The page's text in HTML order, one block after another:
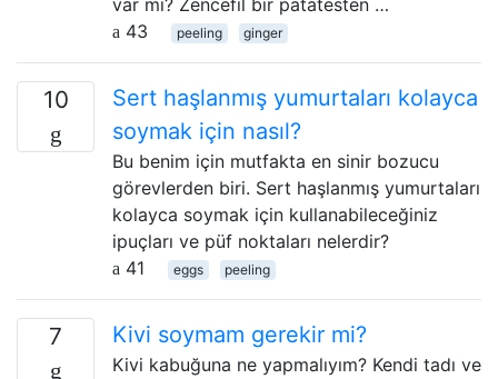
var mı? Zencefil bir patatesten …
43
peeling ginger
10
Sert haşlanmış yumurtaları kolayca
soymak için nasıl?
Bu benim için mutfakta en sinir bozucu
görevlerden biri. Sert haşlanmış yumurtaları
kolayca soymak için kullanabileceğiniz
ipuçları ve püf noktaları nelerdir?
41
eggs peeling
7 Kivi soymam gerekir mi?
Kivi kabuğuna ne yapmalıyım? Kendi tadı ve